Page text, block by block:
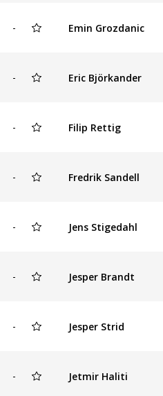
- Emin Grozdanic
- Eric Björkander
- Filip Rettig
- Fredrik Sandell
- Jens Stigedahl
- Jesper Brandt
- Jesper Strid
- Jetmir Haliti